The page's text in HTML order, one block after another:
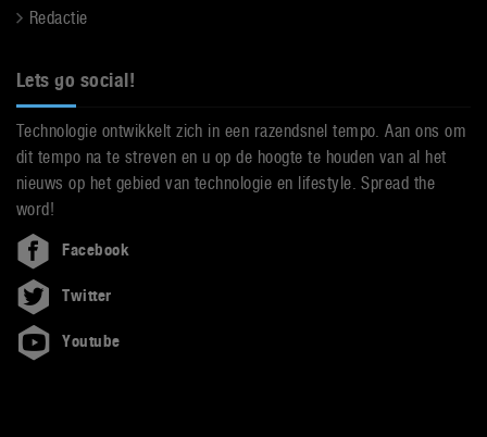
Redactie
Lets go social!
Technologie ontwikkelt zich in een razendsnel tempo. Aan ons om
dit tempo na te streven en u op de hoogte te houden van al het
nieuws op het gebied van technologie en lifestyle. Spread the
word!
Facebook
Twitter
Youtube